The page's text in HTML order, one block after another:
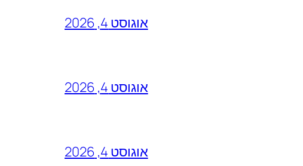
אוגוסט 4, 2026
אוגוסט 4, 2026
אוגוסט 4, 2026